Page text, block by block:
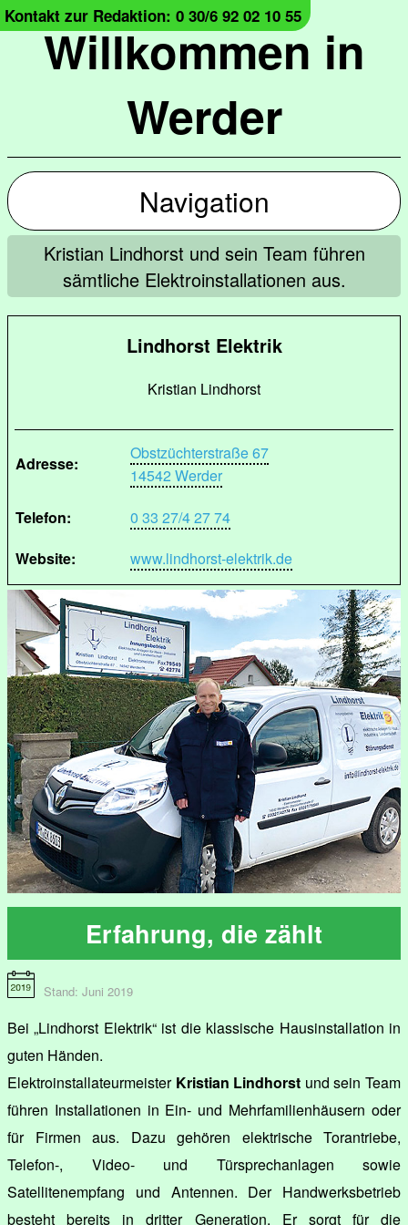
Willkommen in
Werder
Kontakt zur Redaktion: 0 30/6 92 02 10 55
Navigation
Kristian Lindhorst und sein Team führen
sämtliche Elektroinstallationen aus.
Lindhorst Elektrik
Kristian Lindhorst
Adresse:
Obstzüchterstraße 67
14542 Werder
Telefon:
0 33 27/4 27 74
Website:
www.lindhorst-elektrik.de
Erfahrung, die zählt
Stand: Juni 2019
Bei „Lindhorst Elektrik“ ist die klassische Hausinstallation in
guten Händen.
Elektroinstallateurmeister Kristian Lindhorst und sein Team
führen Installationen in Ein- und Mehrfamilienhäusern oder
für Firmen aus. Dazu gehören elektrische Torantriebe,
Telefon-, Video- und Türsprechanlagen sowie
Satellitenempfang und Antennen. Der Handwerksbetrieb
besteht bereits in dritter Generation. Er sorgt für die